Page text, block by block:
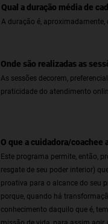
Qual a duração média de
A duração é, aproximadamente,
Onde são realizadas as
As sessões decorem,
praticidade do atendimento
O que a cuidadora/coachee
Este programa permite, então,
resgate de seu poder interior)
proativa para o alcance do seu
porque, quando há
conhecimento daquilo que é,